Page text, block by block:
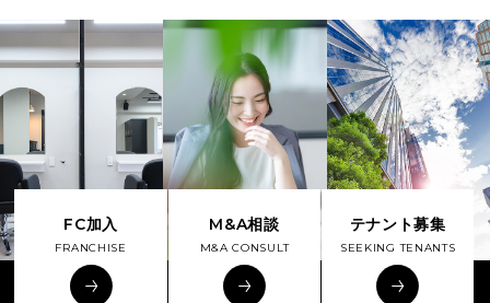
FC加入
FRANCHISE
M&A相談
M&A CONSULT
テナント募集
SEEKING TENANTS